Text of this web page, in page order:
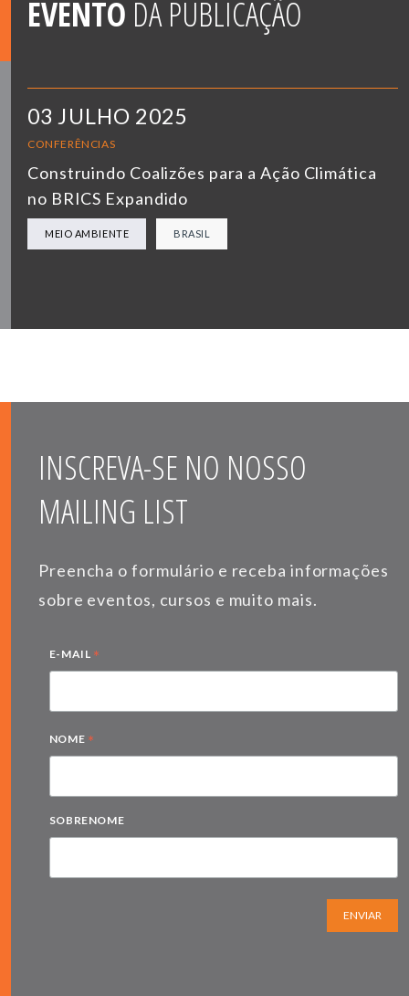
EVENTO DA PUBLICAÇÃO
03 JULHO 2025
CONFERÊNCIAS
Construindo Coalizões para a Ação Climática
no BRICS Expandido
MEIO AMBIENTE BRASIL
INSCREVA-SE NO NOSSO
MAILING LIST
Preencha o formulário e receba informações
sobre eventos, cursos e muito mais.
E-MAIL *
NOME *
SOBRENOME
ENVIAR